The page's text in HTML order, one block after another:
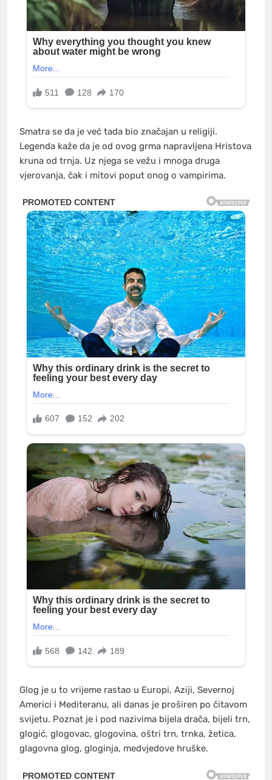
Smatra se da je već tada bio značajan u religiji.
Legenda kaže da je od ovog grma napravljena Hristova
kruna od trnja. Uz njega se vežu i mnoga druga
vjerovanja, čak i mitovi poput onog o vampirima.
Glog je u to vrijeme rastao u Europi, Aziji, Severnoj
Americi i Mediteranu, ali danas je proširen po čitavom
svijetu. Poznat je i pod nazivima bijela drača, bijeli trn,
glogić, glogovac, glogovina, oštri trn, trnka, žetica,
glagovna glog, gloginja, medvjedove hruške.